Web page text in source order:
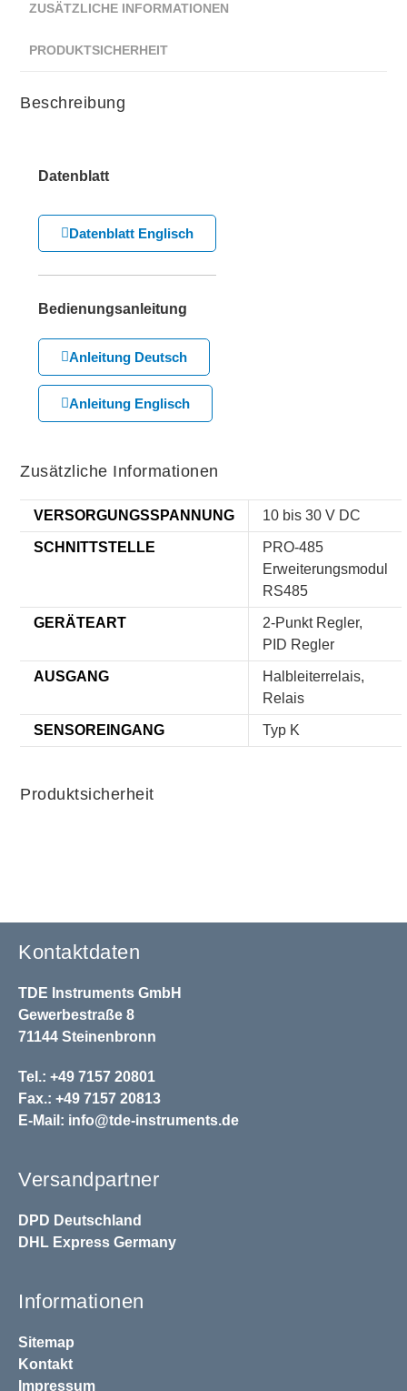
ZUSÄTZLICHE INFORMATIONEN
PRODUKTSICHERHEIT
Beschreibung
Datenblatt
Datenblatt Englisch
Bedienungsanleitung
Anleitung Deutsch
Anleitung Englisch
Zusätzliche Informationen
VERSORGUNGSSPANNUNG 10 bis 30 V DC
SCHNITTSTELLE
PRO-485
Erweiterungsmodul
RS485
GERÄTEART
2-Punkt Regler,
PID Regler
AUSGANG
Halbleiterrelais,
Relais
SENSOREINGANG Typ K
Produktsicherheit
Kontaktdaten
TDE Instruments GmbH
Gewerbestraße 8
71144 Steinenbronn
Tel.: +49 7157 20801
Fax.: +49 7157 20813
E-Mail: info@tde-instruments.de
Versandpartner
DPD Deutschland
DHL Express Germany
Informationen
Sitemap
Kontakt
Impressum